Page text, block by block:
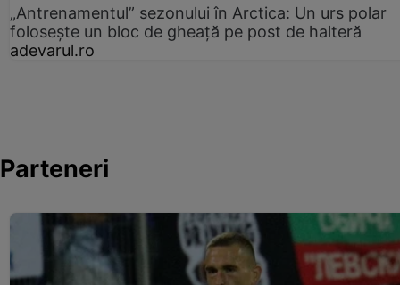
„Antrenamentul” sezonului în Arctica: Un urs polar
folosește un bloc de gheață pe post de halteră
adevarul.ro
Parteneri